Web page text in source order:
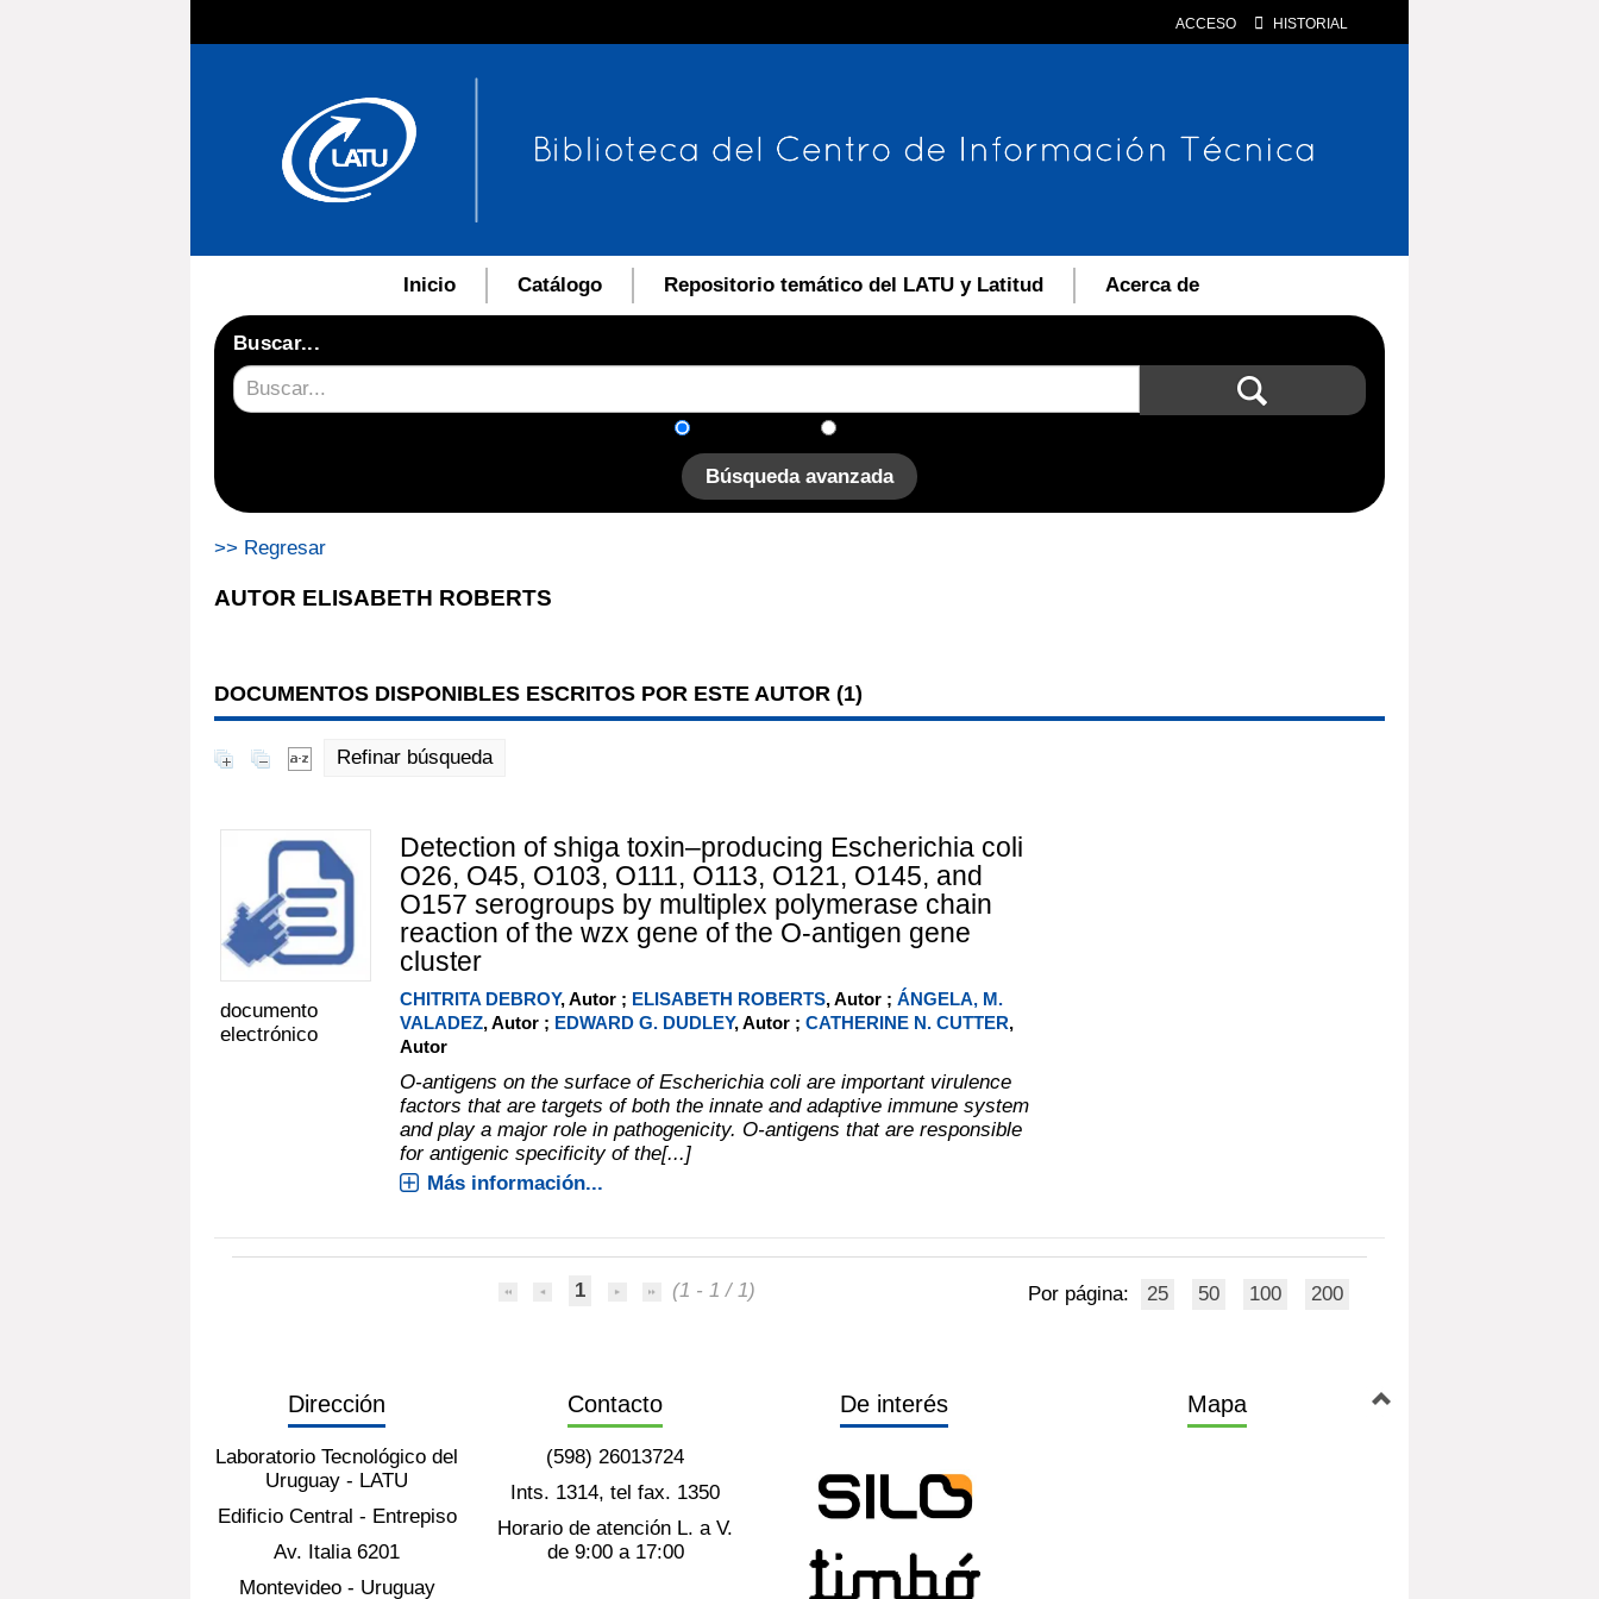
ACCESO HISTORIAL
Inicio Catálogo Repositorio temático del LATU y Latitud Acerca de
Buscar...
Búsqueda avanzada
>> Regresar
AUTOR ELISABETH ROBERTS
DOCUMENTOS DISPONIBLES ESCRITOS POR ESTE AUTOR (1)
Refinar búsqueda
documento
electrónico
Detection of shiga toxin–producing Escherichia coli
O26, O45, O103, O111, O113, O121, O145, and
O157 serogroups by multiplex polymerase chain
reaction of the wzx gene of the O-antigen gene
cluster
CHITRITA DEBROY, Autor ; ELISABETH ROBERTS, Autor ; ÁNGELA, M.
VALADEZ, Autor ; EDWARD G. DUDLEY, Autor ; CATHERINE N. CUTTER,
Autor
O-antigens on the surface of Escherichia coli are important virulence
factors that are targets of both the innate and adaptive immune system
and play a major role in pathogenicity. O-antigens that are responsible
for antigenic specificity of the[...]
Más información...
1 (1 - 1 / 1) Por página: 25 50 100 200
Dirección
Laboratorio Tecnológico del
Uruguay - LATU
Edificio Central - Entrepiso
Av. Italia 6201
Montevideo - Uruguay
Contacto
(598) 26013724
Ints. 1314, tel fax. 1350
Horario de atención L. a V.
de 9:00 a 17:00
De interés Mapa